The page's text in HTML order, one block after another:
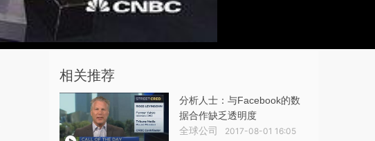
相关推荐
分析人士：与Facebook的数
据合作缺乏透明度
全球公司 2017-08-01 16:05